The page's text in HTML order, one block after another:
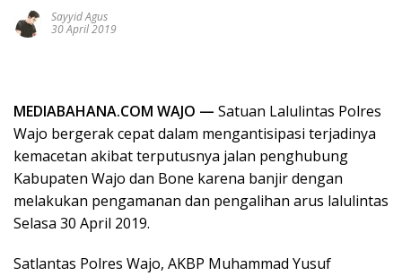
Sayyid Agus
30 April 2019
MEDIABAHANA.COM WAJO — Satuan Lalulintas Polres
Wajo bergerak cepat dalam mengantisipasi terjadinya
kemacetan akibat terputusnya jalan penghubung
Kabupaten Wajo dan Bone karena banjir dengan
melakukan pengamanan dan pengalihan arus lalulintas
Selasa 30 April 2019.
Satlantas Polres Wajo, AKBP Muhammad Yusuf